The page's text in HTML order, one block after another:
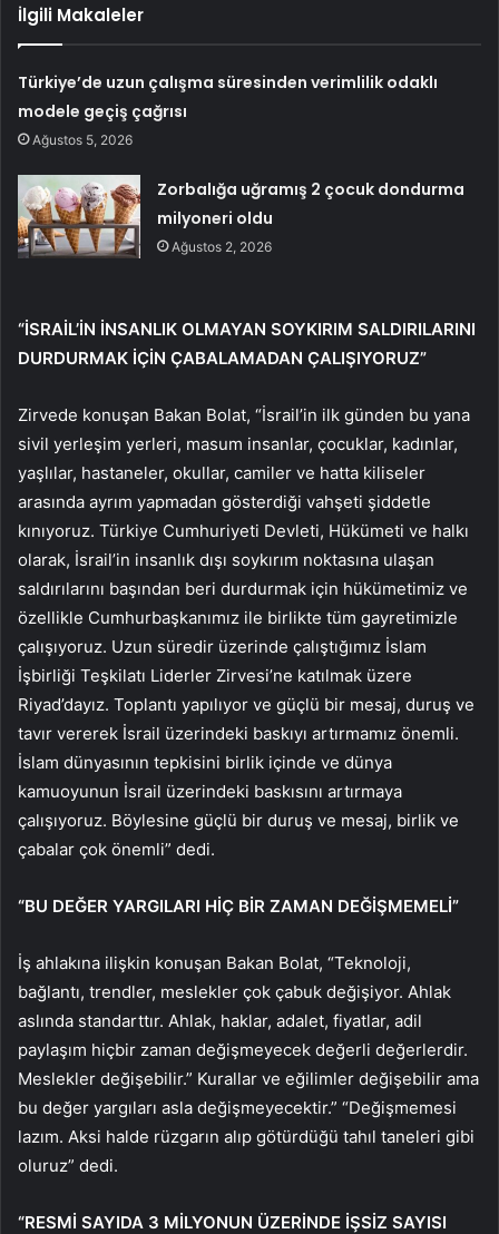
İlgili Makaleler
Türkiye’de uzun çalışma süresinden verimlilik odaklı
modele geçiş çağrısı
Ağustos 5, 2026
Zorbalığa uğramış 2 çocuk dondurma
milyoneri oldu
Ağustos 2, 2026
“İSRAİL’İN İNSANLIK OLMAYAN SOYKIRIM SALDIRILARINI
DURDURMAK İÇİN ÇABALAMADAN ÇALIŞIYORUZ”
Zirvede konuşan Bakan Bolat, “İsrail’in ilk günden bu yana
sivil yerleşim yerleri, masum insanlar, çocuklar, kadınlar,
yaşlılar, hastaneler, okullar, camiler ve hatta kiliseler
arasında ayrım yapmadan gösterdiği vahşeti şiddetle
kınıyoruz. Türkiye Cumhuriyeti Devleti, Hükümeti ve halkı
olarak, İsrail’in insanlık dışı soykırım noktasına ulaşan
saldırılarını başından beri durdurmak için hükümetimiz ve
özellikle Cumhurbaşkanımız ile birlikte tüm gayretimizle
çalışıyoruz. Uzun süredir üzerinde çalıştığımız İslam
İşbirliği Teşkilatı Liderler Zirvesi’ne katılmak üzere
Riyad’dayız. Toplantı yapılıyor ve güçlü bir mesaj, duruş ve
tavır vererek İsrail üzerindeki baskıyı artırmamız önemli.
İslam dünyasının tepkisini birlik içinde ve dünya
kamuoyunun İsrail üzerindeki baskısını artırmaya
çalışıyoruz. Böylesine güçlü bir duruş ve mesaj, birlik ve
çabalar çok önemli” dedi.
“BU DEĞER YARGILARI HİÇ BİR ZAMAN DEĞİŞMEMELİ”
İş ahlakına ilişkin konuşan Bakan Bolat, “Teknoloji,
bağlantı, trendler, meslekler çok çabuk değişiyor. Ahlak
aslında standarttır. Ahlak, haklar, adalet, fiyatlar, adil
paylaşım hiçbir zaman değişmeyecek değerli değerlerdir.
Meslekler değişebilir.” Kurallar ve eğilimler değişebilir ama
bu değer yargıları asla değişmeyecektir.” “Değişmemesi
lazım. Aksi halde rüzgarın alıp götürdüğü tahıl taneleri gibi
oluruz” dedi.
“RESMİ SAYIDA 3 MİLYONUN ÜZERİNDE İŞSİZ SAYISI